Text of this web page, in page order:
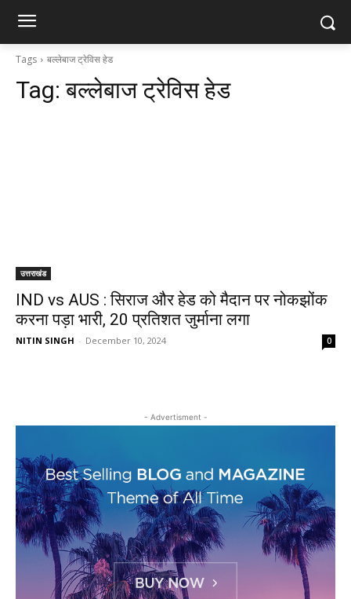
Tags बल्लेबाज ट्रेविस हेड
Tag:बल्लेबाज ट्रेविस हेड
उत्तराखंड
IND vs AUS : सिराज और हेड को मैदान पर नोकझोंक
करना पड़ा भारी, 20 प्रतिशत जुर्माना लगा
NITIN SINGH - December 10, 2024 0
- Advertisment -